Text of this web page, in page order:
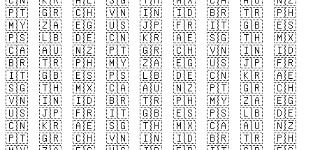
🇵🇹
🇬🇷 🇨🇭 🇻🇳 🇮🇳 🇮🇩 🇧🇷 🇹🇷
🇵🇭
🇲🇾
🇿🇦 🇪🇬 🇺🇸 🇯🇵 🇫🇷 🇮🇹 🇬🇧
🇪🇸
🇵🇸
🇱🇧 🇩🇪 🇨🇳 🇰🇷 🇦🇪 🇸🇬 🇹🇭
🇲🇽
🇨🇦
🇦🇺 🇳🇿 🇵🇹 🇬🇷 🇨🇭 🇻🇳 🇮🇳
🇮🇩
🇧🇷
🇹🇷 🇵🇭 🇲🇾 🇿🇦 🇪🇬 🇺🇸 🇯🇵
🇫🇷
🇮🇹
🇬🇧 🇪🇸 🇵🇸 🇱🇧 🇩🇪 🇨🇳 🇰🇷
🇦🇪
🇸🇬
🇹🇭 🇲🇽 🇨🇦 🇦🇺 🇳🇿 🇵🇹 🇬🇷
🇨🇭
🇻🇳
🇮🇳 🇮🇩 🇧🇷 🇹🇷 🇵🇭 🇲🇾 🇿🇦
🇪🇬
🇺🇸
🇯🇵 🇫🇷 🇮🇹 🇬🇧 🇪🇸 🇵🇸 🇱🇧
🇩🇪
🇨🇳
🇰🇷 🇦🇪 🇸🇬 🇹🇭 🇲🇽 🇨🇦 🇦🇺
🇳🇿
🇵🇹
🇬🇷 🇨🇭 🇻🇳 🇮🇳 🇮🇩 🇧🇷 🇹🇷
🇵🇭